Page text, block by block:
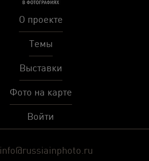
О проекте
Темы
Выставки
Фото на карте
Войти
info@russiainphoto.ru